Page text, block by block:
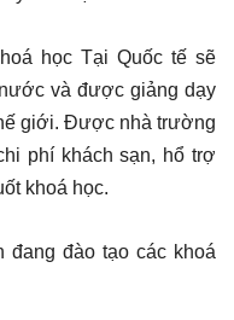
học Tại Quốc tế sẽ
và được giảng dạy
giới. Được nhà trường
phí khách sạn, hổ trợ
khoá học.
đang đào tạo các khoá